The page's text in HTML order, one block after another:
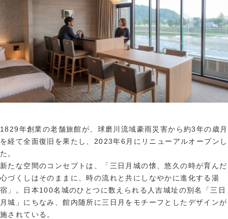
1829年創業の老舗旅館が、球磨川流域豪雨災害から約3年の歳月
を経て全面復旧を果たし、2023年6月にリニューアルオープンし
た。
新たな空間のコンセプトは、「三日月城の懐、悠久の時が育んだ
心づくしはそのままに、時の流れと共にしなやかに進化する湯
宿」。日本100名城のひとつに数えられる人吉城址の別名「三日
月城」にちなみ、館内随所に三日月をモチーフとしたデザインが
施されている。